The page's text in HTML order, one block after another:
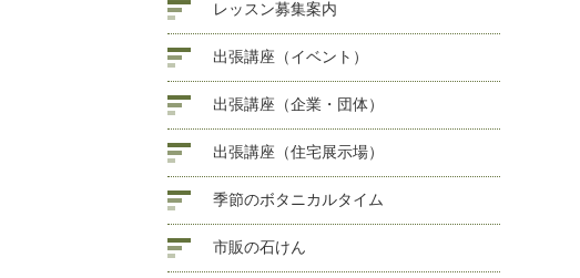
レッスン募集案内
出張講座（イベント）
出張講座（企業・団体）
出張講座（住宅展示場）
季節のボタニカルタイム
市販の石けん